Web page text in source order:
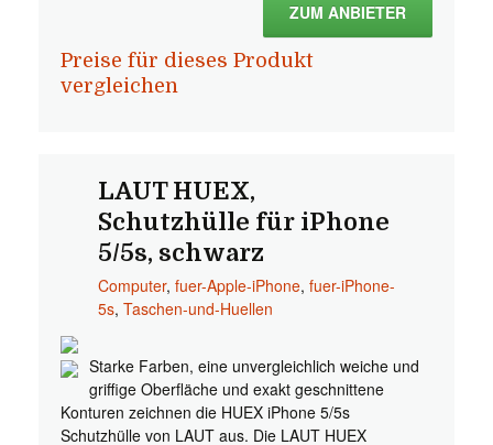
ZUM ANBIETER
Preise für dieses Produkt
vergleichen
LAUT HUEX,
Schutzhülle für iPhone
5/5s, schwarz
Computer, fuer-Apple-iPhone, fuer-iPhone-
5s, Taschen-und-Huellen
Starke Farben, eine unvergleichlich weiche und
griffige Oberfläche und exakt geschnittene
Konturen zeichnen die HUEX iPhone 5/5s
Schutzhülle von LAUT aus. Die LAUT HUEX